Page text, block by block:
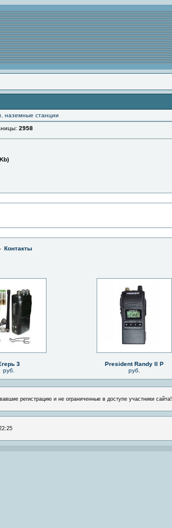
наземные станции
2958
Контакты
3
руб.
President Randy II P
руб.
регистрацию и не ограниченные в доступе участники сайта!